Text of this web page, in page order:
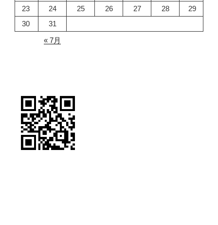
23
24 25 26 27 28
29
30
31
« 7月